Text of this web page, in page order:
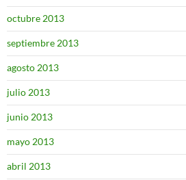
octubre 2013
septiembre 2013
agosto 2013
julio 2013
junio 2013
mayo 2013
abril 2013